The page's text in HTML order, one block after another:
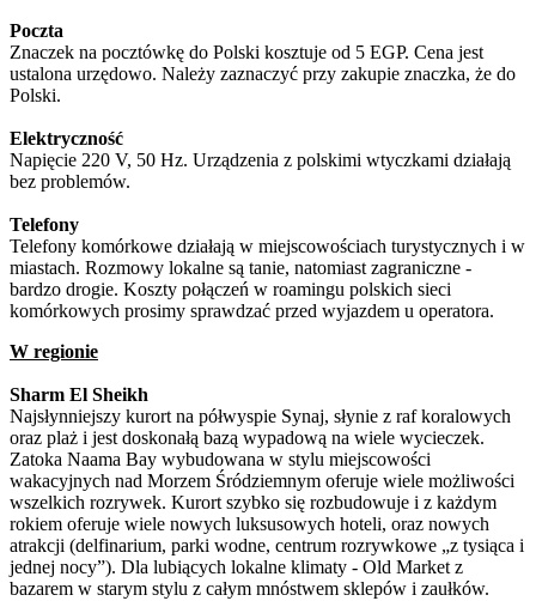
Poczta
Znaczek na pocztówkę do Polski kosztuje od 5 EGP. Cena jest
ustalona urzędowo. Należy zaznaczyć przy zakupie znaczka, że do
Polski.
Elektryczność
Napięcie 220 V, 50 Hz. Urządzenia z polskimi wtyczkami działają
bez problemów.
Telefony
Telefony komórkowe działają w miejscowościach turystycznych i w
miastach. Rozmowy lokalne są tanie, natomiast zagraniczne -
bardzo drogie. Koszty połączeń w roamingu polskich sieci
komórkowych prosimy sprawdzać przed wyjazdem u operatora.
W regionie
Sharm El Sheikh
Najsłynniejszy kurort na półwyspie Synaj, słynie z raf koralowych
oraz plaż i jest doskonałą bazą wypadową na wiele wycieczek.
Zatoka Naama Bay wybudowana w stylu miejscowości
wakacyjnych nad Morzem Śródziemnym oferuje wiele możliwości
wszelkich rozrywek. Kurort szybko się rozbudowuje i z każdym
rokiem oferuje wiele nowych luksusowych hoteli, oraz nowych
atrakcji (delfinarium, parki wodne, centrum rozrywkowe „z tysiąca i
jednej nocy”). Dla lubiących lokalne klimaty - Old Market z
bazarem w starym stylu z całym mnóstwem sklepów i zaułków.